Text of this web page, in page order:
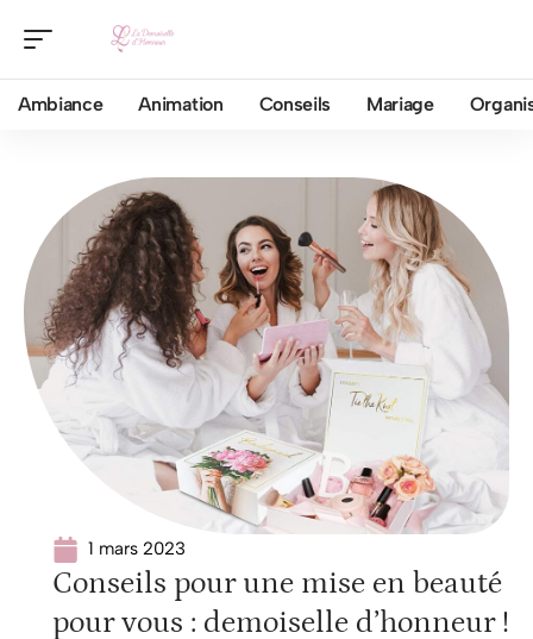
Ambiance Animation Conseils Mariage
1 mars 2023
Conseils pour une mise en beauté
pour vous : demoiselle d’honneur !